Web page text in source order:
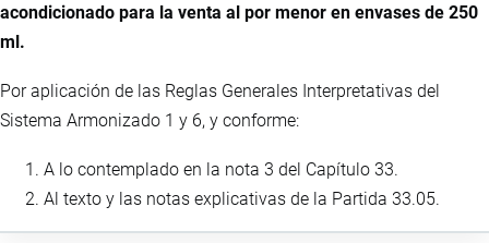
acondicionado para la venta al por menor en envases de 250
ml.
Por aplicación de las Reglas Generales Interpretativas del
Sistema Armonizado 1 y 6, y conforme:
A lo contemplado en la nota 3 del Capítulo 33.
Al texto y las notas explicativas de la Partida 33.05.